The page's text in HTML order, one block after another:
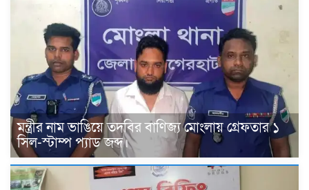
মন্ত্রীর নাম ভাঙিয়ে তদবির বাণিজ্য মোংলায় গ্রেফতার ১
সিল-স্টাম্প প্যাড জব্দ।